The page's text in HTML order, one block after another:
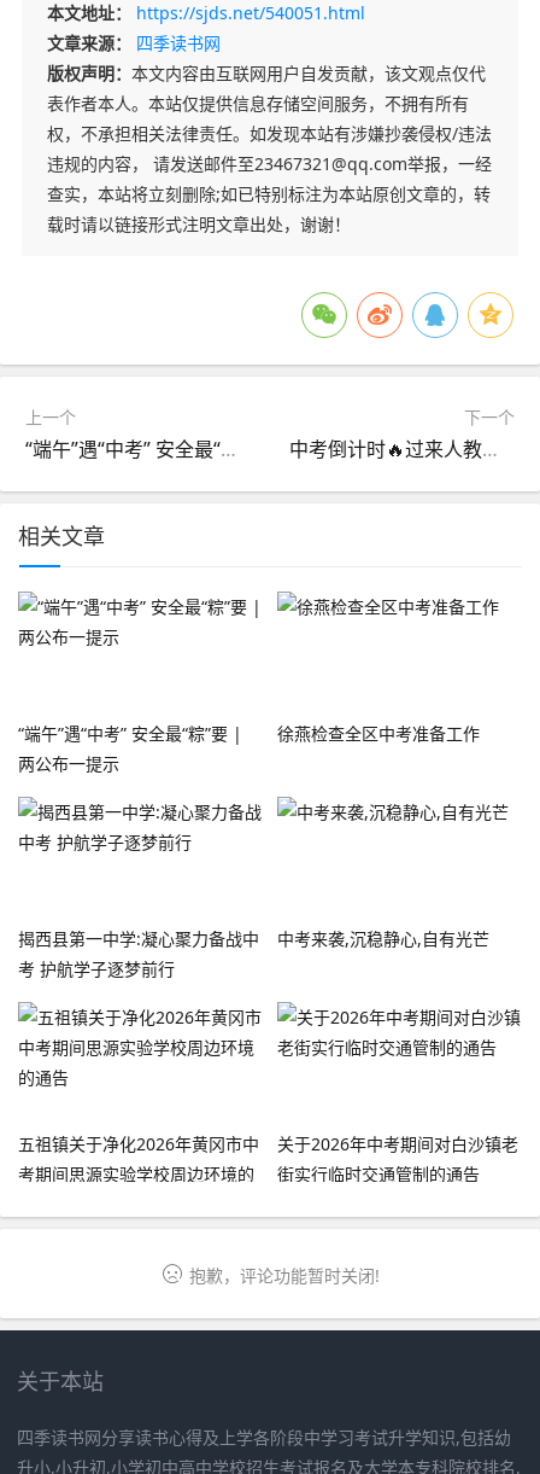
本文地址：
https://sjds.net/540051.html
文章来源：
四季读书网
版权声明： 本文内容由互联网用户自发贡献，该文观点仅代
表作者本人。本站仅提供信息存储空间服务，不拥有所有
权，不承担相关法律责任。如发现本站有涉嫌抄袭侵权/违法
违规的内容， 请发送邮件至23467321@qq.com举报，一经
查实，本站将立刻删除;如已特别标注为本站原创文章的，转
载时请以链接形式注明文章出处，谢谢！
上一个
“端午”遇“中考” 安全最“粽”要 | 两公布一提示
下一个
中考倒计时🔥过来人教你如何极限自救
相关文章
“端午”遇“中考” 安全最“粽”要 |
两公布一提示
徐燕检查全区中考准备工作
揭西县第一中学:凝心聚力备战中
考 护航学子逐梦前行
中考来袭,沉稳静心,自有光芒
五祖镇关于净化2026年黄冈市中
考期间思源实验学校周边环境的
关于2026年中考期间对白沙镇老
街实行临时交通管制的通告
抱歉，评论功能暂时关闭!
关于本站
四季读书网分享读书心得及上学各阶段中学习考试升学知识,包括幼
升小,小升初,小学初中高中学校招生考试报名及大学本专科院校排名,